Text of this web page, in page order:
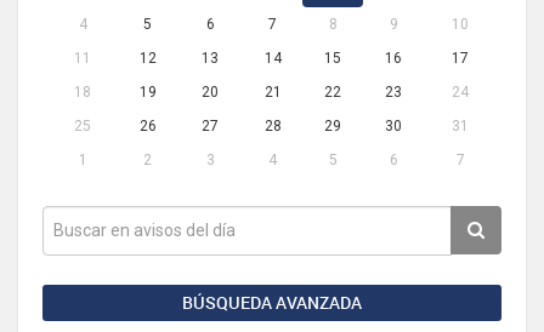
4
5 6 7 8 9
10
11
12 13 14 15 16
17
18
19 20 21 22 23
24
25
26 27 28 29 30
31
1
2 3 4 5 6 7
BÚSQUEDA AVANZADA